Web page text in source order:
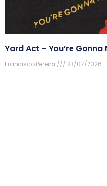
Yard Act – You’re
Francisco Pereira 23/07/2026